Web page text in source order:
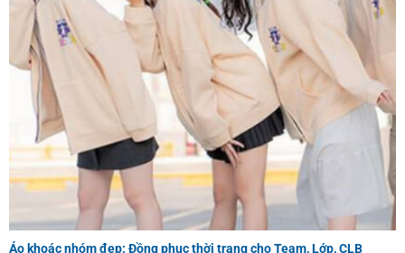
Áo khoác nhóm đẹp: Đồng phục thời trang cho Team, Lớp, CLB